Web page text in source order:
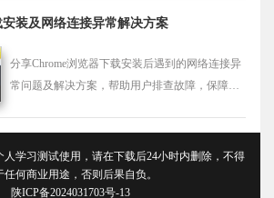
装及网络连接异常解决方案
分享Chrome浏览器下载安装后遇到的网络连接异
常问题及解决方案，帮助用户排查故障，保障稳
学习测试使用，请在下载后24小时内删除，不得
任何商业用途，否则后果自负。
陕ICP备2024031703号-13